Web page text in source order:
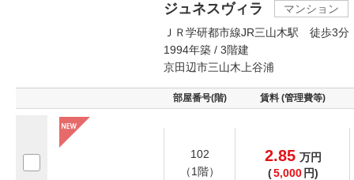
ジュネスヴィラ
マンション
ＪＲ学研都市線JR三山木駅 徒歩3分
1994年築 / 3階建
京田辺市三山木上谷浦
部屋番号(階) 賃料 (管理費等)
102
（1階）
2.85 万円
(5,000 円)